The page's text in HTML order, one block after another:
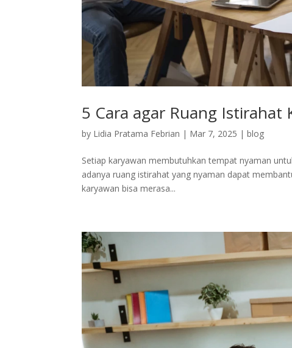
5 Cara agar Ruang Istirahat
by Lidia Pratama Febrian | Mar 7, 2025 |blog
Setiap karyawan membutuhkan tempat nyaman
adanya ruang istirahat yang nyaman dapat
karyawan bisa merasa...